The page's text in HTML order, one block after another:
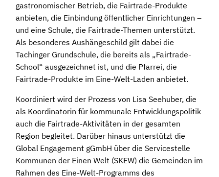
gastronomischer Betrieb, die Fairtrade-Produkte
anbieten, die Einbindung öffentlicher Einrichtungen –
und eine Schule, die Fairtrade-Themen unterstützt.
Als besonderes Aushängeschild gilt dabei die
Tachinger Grundschule, die bereits als „Fairtrade-
School“ ausgezeichnet ist, und die Pfarrei, die
Fairtrade-Produkte im Eine-Welt-Laden anbietet.
Koordiniert wird der Prozess von Lisa Seehuber, die
als Koordinatorin für kommunale Entwicklungspolitik
auch die Fairtrade-Aktivitäten in der gesamten
Region begleitet. Darüber hinaus unterstützt die
Global Engagement gGmbH über die Servicestelle
Kommunen der Einen Welt (SKEW) die Gemeinden im
Rahmen des Eine-Welt-Programms des